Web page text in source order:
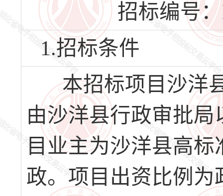
招标编号：
1.招标条件
本招标项目沙洋
由沙洋县行政审批局
目业主为沙洋县高
政。项目出资比例为